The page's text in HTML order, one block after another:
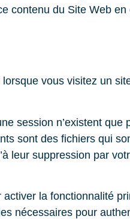
contenu du Site Web
vous visitez un
session n’existent que
sont des fichiers qui
leur suppression par
la fonctionnalité
nécessaires pour